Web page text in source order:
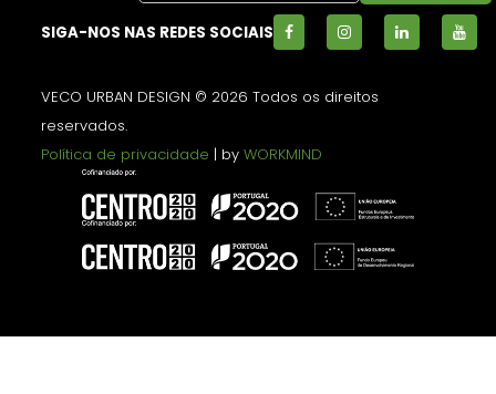
SIGA-NOS NAS REDES SOCIAIS
VECO URBAN DESIGN © 2026 Todos os direitos
reservados.
Política de privacidade | byWORKMIND